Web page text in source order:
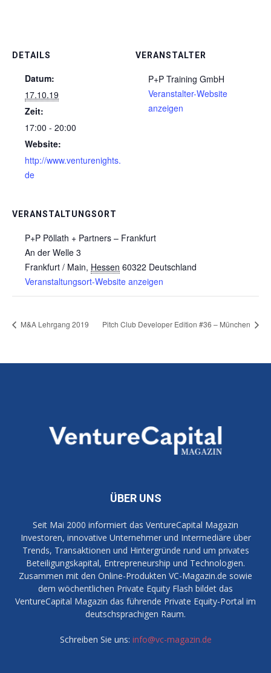
DETAILS
Datum:
17.10.19
Zeit:
17:00 - 20:00
Website:
http://www.venturenights.
de
VERANSTALTUNGSORT
P+P Pöllath + Partners – Frankfurt
An der Welle 3
Frankfurt / Main, Hessen 60322 Deutschland
Veranstaltungsort-Website anzeigen
VERANSTALTER
P+P Training GmbH
Veranstalter-Website
anzeigen
M&A Lehrgang 2019 Pitch Club Developer Edition #36 – München
ÜBER UNS
Seit Mai 2000 informiert das VentureCapital Magazin
Investoren, innovative Unternehmer und Intermediäre über
Trends, Transaktionen und Hintergründe rund um privates
Beteiligungskapital, Entrepreneurship und Technologien.
Zusammen mit den Online-Produkten VC-Magazin.de sowie
dem wöchentlichen Private Equity Flash bildet das
VentureCapital Magazin das führende Private Equity-Portal im
deutschsprachigen Raum.
Schreiben Sie uns: info@vc-magazin.de